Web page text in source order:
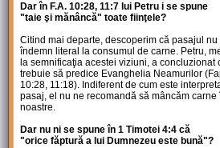
Dar în F.A. 10:28, 11:7 lui Petru i se spune
"taie şi mănâncă" toate fiinţele?
Citind mai departe, descoperim că pasajul nu
îndemn literal la consumul de carne. Petru,
la semnificaţia acestei viziuni, a concluzionat
trebuie să predice Evanghelia Neamurilor
10:28, 11:18). Indiferent de cum este
pasaj, el nu ne recomandă să mâncăm carne
noastre.
Dar nu ni se spune în 1 Timotei 4:4 că
"orice făptură a lui Dumnezeu este bună"?